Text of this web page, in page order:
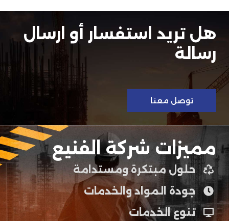
هل تريد استفسار أو ارسال
رسالة
توصل معنا
مميزات شركة الفنيع
حلول مبتكرة ومستدامة
جودة المواد والخدمات
تنوع الخدمات